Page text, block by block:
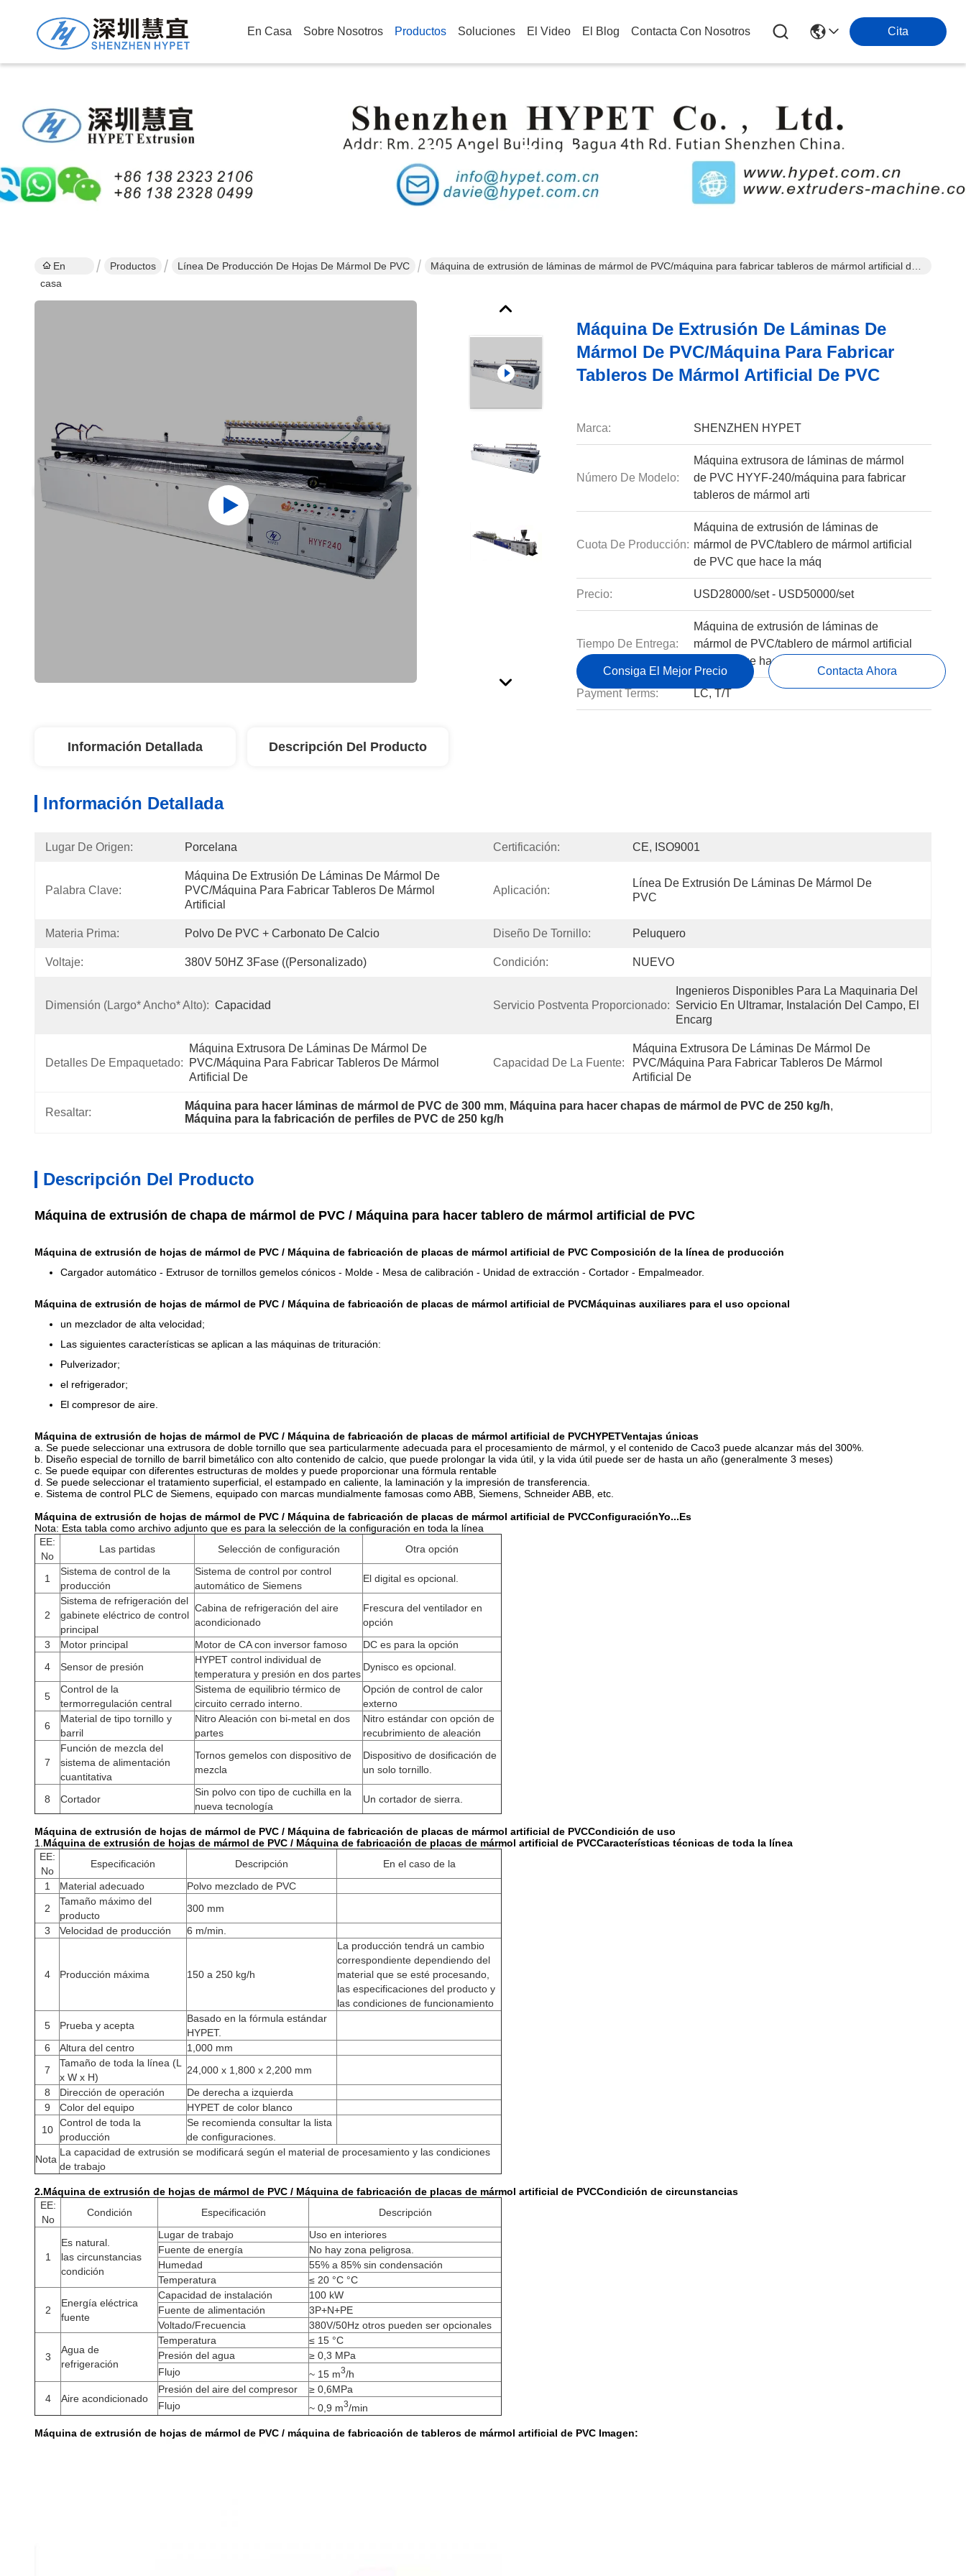
En Casa Sobre Nosotros Productos Soluciones El Video El Blog Contacta Con Nosotros Cita
Detalles De Los Productos
En
casa
Productos Línea De Producción De Hojas De Mármol De PVC
Máquina de extrusión de láminas de mármol de PVC/máquina para fabricar tableros de mármol artificial de
Máquina De Extrusión De Láminas De
Mármol De PVC/máquina Para Fabricar
Tableros De Mármol Artificial De PVC
Marca: SHENZHEN HYPET
Número De Modelo:
Máquina extrusora de láminas de mármol
de PVC HYYF-240/máquina para fabricar
tableros de mármol arti
Cuota De Producción:
Máquina de extrusión de láminas de
mármol de PVC/tablero de mármol artificial
de PVC que hace la máq
Precio: USD28000/set - USD50000/set
Tiempo De Entrega:
Máquina de extrusión de láminas de
mármol de PVC/tablero de mármol artificial
de PVC que hace la máq
Payment Terms: LC, T/T
Consiga El Mejor Precio Contacta Ahora
Información Detallada Descripción Del Producto
Información Detallada
Lugar De Origen: Porcelana Certificación: CE, ISO9001
Palabra Clave:
Máquina De Extrusión De Láminas De Mármol De
PVC/máquina Para Fabricar Tableros De Mármol
Artificial
Aplicación:
Línea De Extrusión De Láminas De Mármol De
PVC
Materia Prima: Polvo De PVC + Carbonato De Calcio Diseño De Tornillo: Peluquero
Voltaje: 380V 50HZ 3Fase ((Personalizado) Condición: NUEVO
Dimensión (largo* Ancho* Alto): Capacidad Servicio Postventa Proporcionado:
Ingenieros Disponibles Para La Maquinaria Del
Servicio En Ultramar, Instalación Del Campo, El
Encarg
Detalles De Empaquetado:
Máquina Extrusora De Láminas De Mármol De
PVC/máquina Para Fabricar Tableros De Mármol
Artificial De
Capacidad De La Fuente:
Máquina Extrusora De Láminas De Mármol De
PVC/máquina Para Fabricar Tableros De Mármol
Artificial De
Resaltar:
Máquina para hacer láminas de mármol de PVC de 300 mm, Máquina para hacer chapas de mármol de PVC de 250 kg/h,
Máquina para la fabricación de perfiles de PVC de 250 kg/h
Descripción Del Producto
Máquina de extrusión de chapa de mármol de PVC / Máquina para hacer tablero de mármol artificial de PVC
Máquina de extrusión de hojas de mármol de PVC / Máquina de fabricación de placas de mármol artificial de PVC Composición de la línea de producción
Cargador automático - Extrusor de tornillos gemelos cónicos - Molde - Mesa de calibración - Unidad de extracción - Cortador - Empalmeador.
Máquina de extrusión de hojas de mármol de PVC / Máquina de fabricación de placas de mármol artificial de PVCMáquinas auxiliares para el uso opcional
un mezclador de alta velocidad;
Las siguientes características se aplican a las máquinas de trituración:
Pulverizador;
el refrigerador;
El compresor de aire.
Máquina de extrusión de hojas de mármol de PVC / Máquina de fabricación de placas de mármol artificial de PVCHYPETVentajas únicas
a. Se puede seleccionar una extrusora de doble tornillo que sea particularmente adecuada para el procesamiento de mármol, y el contenido de Caco3 puede alcanzar más del 300%.
b. Diseño especial de tornillo de barril bimetálico con alto contenido de calcio, que puede prolongar la vida útil, y la vida útil puede ser de hasta un año (generalmente 3 meses)
c. Se puede equipar con diferentes estructuras de moldes y puede proporcionar una fórmula rentable
d. Se puede seleccionar el tratamiento superficial, el estampado en caliente, la laminación y la impresión de transferencia.
e. Sistema de control PLC de Siemens, equipado con marcas mundialmente famosas como ABB, Siemens, Schneider ABB, etc.
Máquina de extrusión de hojas de mármol de PVC / Máquina de fabricación de placas de mármol artificial de PVCConfiguraciónYo...Es
Nota: Esta tabla como archivo adjunto que es para la selección de la configuración en toda la línea
EE:
No
Las partidas Selección de configuración Otra opción
1
Sistema de control de la
producción
Sistema de control por control
automático de Siemens
El digital es opcional.
2
Sistema de refrigeración del
gabinete eléctrico de control
principal
Cabina de refrigeración del aire
acondicionado
Frescura del ventilador en
opción
3
Motor principal Motor de CA con inversor famoso
DC es para la opción
4
Sensor de presión
HYPET control individual de
temperatura y presión en dos partes
Dynisco es opcional.
5
Control de la
termorregulación central
Sistema de equilibrio térmico de
circuito cerrado interno.
Opción de control de calor
externo
6
Material de tipo tornillo y
barril
Nitro Aleación con bi-metal en dos
partes
Nitro estándar con opción de
recubrimiento de aleación
7
Función de mezcla del
sistema de alimentación
cuantitativa
Tornos gemelos con dispositivo de
mezcla
Dispositivo de dosificación de
un solo tornillo.
8 Cortador
Sin polvo con tipo de cuchilla en la
nueva tecnología
Un cortador de sierra.
Máquina de extrusión de hojas de mármol de PVC / Máquina de fabricación de placas de mármol artificial de PVCCondición de uso
1. Máquina de extrusión de hojas de mármol de PVC / Máquina de fabricación de placas de mármol artificial de PVCCaracterísticas técnicas de toda la línea
EE:
No
Especificación Descripción
En el caso de la
1
Material adecuado
Polvo mezclado de PVC
2
Tamaño máximo del
producto
300 mm
3
Velocidad de producción 6 m/min.
4 Producción máxima 150 a 250 kg/h
La producción tendrá un cambio
correspondiente dependiendo del
material que se esté procesando,
las especificaciones del producto y
las condiciones de funcionamiento
5
Prueba y acepta
Basado en la fórmula estándar
HYPET.
6
Altura del centro
1,000 mm
7
Tamaño de toda la línea (L
x W x H)
24,000 x 1,800 x 2,200 mm
8
Dirección de operación
De derecha a izquierda
9
Color del equipo
HYPET de color blanco
10
Control de toda la
producción
Se recomienda consultar la lista
de configuraciones.
Nota
La capacidad de extrusión se modificará según el material de procesamiento y las condiciones
de trabajo
2.Máquina de extrusión de hojas de mármol de PVC / Máquina de fabricación de placas de mármol artificial de PVCCondición de circunstancias
EE:
No
Condición Especificación Descripción
1
Es natural.
las circunstancias
condición
Lugar de trabajo
Uso en interiores
Fuente de energía
No hay zona peligrosa.
Humedad
55% a 85% sin condensación
Temperatura
≤ 20 °C °C
2
Energía eléctrica
fuente
Capacidad de instalación
100 kW
Fuente de alimentación
3P+N+PE
Voltado/Frecuencia
380V/50Hz otros pueden ser opcionales
3
Agua de
refrigeración
Temperatura
≤ 15 °C
Presión del agua
≥ 0,3 MPa
Flujo
~ 15 m3/h
4 Aire acondicionado
Presión del aire del compresor
≥ 0,6MPa
Flujo
~ 0,9 m3/min
Máquina de extrusión de hojas de mármol de PVC / máquina de fabricación de tableros de mármol artificial de PVC Imagen: